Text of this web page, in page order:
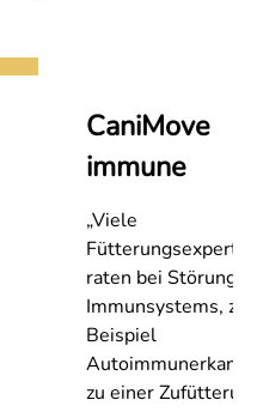
CaniMove
immune
„Viele
raten bei
Immunsystems,
Beispiel
zu einer